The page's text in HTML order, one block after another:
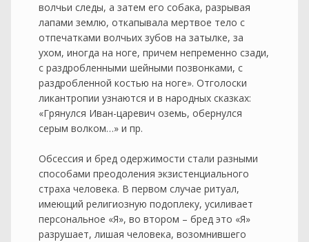
волчьи следы, а затем его собака, разрывая
лапами землю, откапывала мертвое тело с
отпечатками волчьих зубов на затылке, за
ухом, иногда на ноге, причем непременно сзади,
с раздробленными шейными позвонками, с
раздробленной костью на ноге». Отголоски
ликантропии узнаются и в народных сказках:
«Грянулся Иван-царевич оземь, обернулся
серым волком…» и пр.
Обсессия и бред одержимости стали разными
способами преодоления экзистенциального
страха человека. В первом случае ритуал,
имеющий религиозную подоплеку, усиливает
персональное «Я», во втором – бред это «Я»
разрушает, лишая человека, возомнившего